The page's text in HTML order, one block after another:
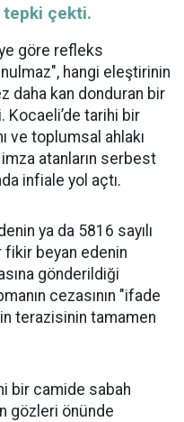
tepki çekti.
göre refleks
hangi eleştirinin
daha kan donduran bir
tarihi bir
ve toplumsal ahlakı
atanların serbest
infiale yol açtı.
ya da 5816 sayılı
fikir beyan edenin
gönderildiği
cezasının "ifade
terazisinin tamamen
bir camide sabah
gözleri önünde